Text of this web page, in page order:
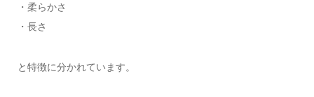
・柔らかさ
・長さ
と特徴に分かれています。